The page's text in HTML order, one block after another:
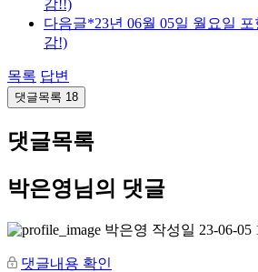
감!!)
다음글*23년 06월 05일 월요일
감!)
목록 답변
댓글목록 18
댓글목록
박은영님의 댓글
박은영 작성일 23-06-05
댓글내용 확인